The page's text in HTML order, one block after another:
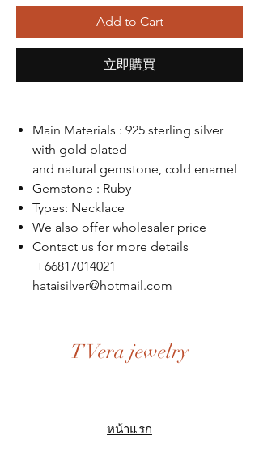
Add to Cart
立即購買
Main Materials : 925 sterling silver
with gold plated
and natural gemstone, cold enamel
Gemstone : Ruby
Types: Necklace
We also offer wholesaler price
Contact us for more details
+66817014021
hataisilver@hotmail.com
T Vera jewelry
หน้าแรก